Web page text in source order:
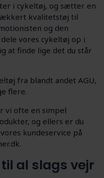
i cykeltøj, og sætter en
kvalitetstøj til
og den
vores cykeltøj op i
at finde lige det du står
fra blandt andet AGU,
flere.
vi ofte en simpel
og ellers er du
kundeservice på
al slags vejr